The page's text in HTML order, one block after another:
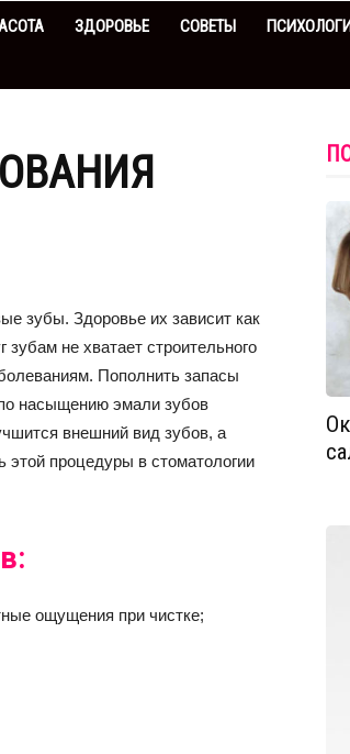
ЗДОРОВЬЕ СОВЕТЫ
зубы. Здоровье их зависит как
не хватает строительного
Пополнить запасы
насыщению эмали зубов
внешний вид зубов, а
процедуры в стоматологии
ощущения при чистке;